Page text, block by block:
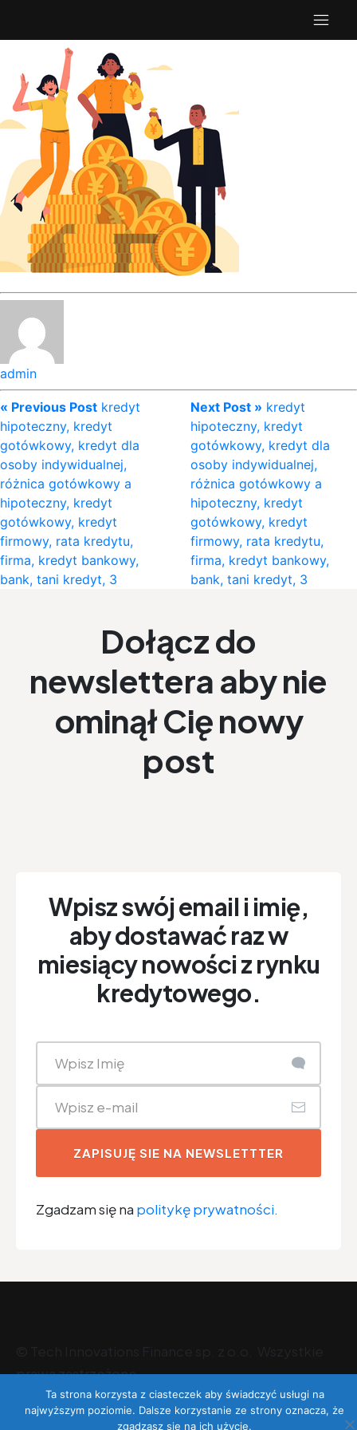
admin
« Previous Post kredyt
hipoteczny, kredyt
gotówkowy, kredyt dla
osoby indywidualnej,
różnica gotówkowy a
hipoteczny, kredyt
gotówkowy, kredyt
firmowy, rata kredytu,
firma, kredyt bankowy,
bank, tani kredyt, 3
Next Post » kredyt
hipoteczny, kredyt
gotówkowy, kredyt dla
osoby indywidualnej,
różnica gotówkowy a
hipoteczny, kredyt
gotówkowy, kredyt
firmowy, rata kredytu,
firma, kredyt bankowy,
bank, tani kredyt, 3
Dołącz do
newslettera aby nie
ominął Cię nowy
post
Wpisz swój email i imię,
aby dostawać raz w
miesiący nowości z rynku
kredytowego.
ZAPISUJĘ SIE NA NEWSLETTTER
Zgadzam się na politykę prywatności.
prawa zastrzeżone.
Ta strona korzysta z ciasteczek aby świadczyć usługi na
najwyższym poziomie. Dalsze korzystanie ze strony oznacza, że
zgadzasz się na ich użycie.